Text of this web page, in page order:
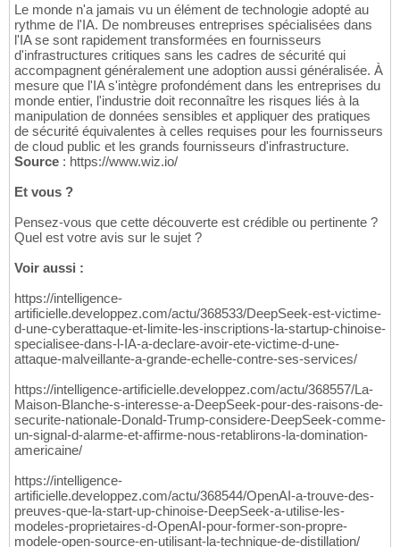
Le monde n'a jamais vu un élément de technologie adopté au
rythme de l'IA. De nombreuses entreprises spécialisées dans
l'IA se sont rapidement transformées en fournisseurs
d'infrastructures critiques sans les cadres de sécurité qui
accompagnent généralement une adoption aussi généralisée. À
mesure que l'IA s'intègre profondément dans les entreprises du
monde entier, l'industrie doit reconnaître les risques liés à la
manipulation de données sensibles et appliquer des pratiques
de sécurité équivalentes à celles requises pour les fournisseurs
de cloud public et les grands fournisseurs d'infrastructure.
Source : https://www.wiz.io/
Et vous ?
Pensez-vous que cette découverte est crédible ou pertinente ?
Quel est votre avis sur le sujet ?
Voir aussi :
https://intelligence-
artificielle.developpez.com/actu/368533/DeepSeek-est-victime-
d-une-cyberattaque-et-limite-les-inscriptions-la-startup-chinoise-
specialisee-dans-l-IA-a-declare-avoir-ete-victime-d-une-
attaque-malveillante-a-grande-echelle-contre-ses-services/
https://intelligence-artificielle.developpez.com/actu/368557/La-
Maison-Blanche-s-interesse-a-DeepSeek-pour-des-raisons-de-
securite-nationale-Donald-Trump-considere-DeepSeek-comme-
un-signal-d-alarme-et-affirme-nous-retablirons-la-domination-
americaine/
https://intelligence-
artificielle.developpez.com/actu/368544/OpenAI-a-trouve-des-
preuves-que-la-start-up-chinoise-DeepSeek-a-utilise-les-
modeles-proprietaires-d-OpenAI-pour-former-son-propre-
modele-open-source-en-utilisant-la-technique-de-distillation/